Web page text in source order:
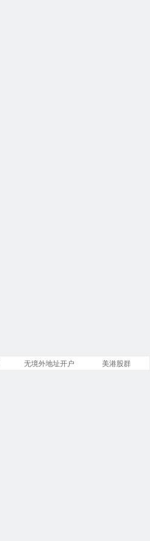
无境外地址开户 美港股群